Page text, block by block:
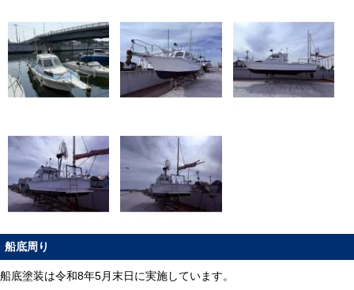
船底周り
船底塗装は令和8年5月末日に実施しています。